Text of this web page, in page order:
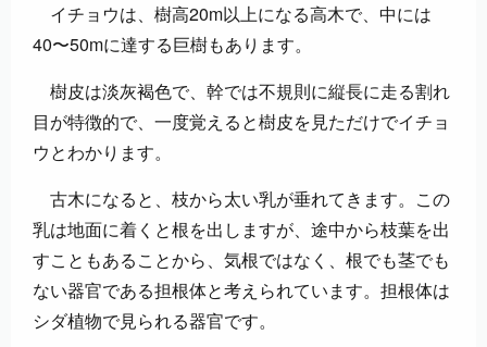
イチョウは、樹高20m以上になる高木で、中には
40〜50mに達する巨樹もあります。
樹皮は淡灰褐色で、幹では不規則に縦長に走る割れ
目が特徴的で、一度覚えると樹皮を見ただけでイチョ
ウとわかります。
古木になると、枝から太い乳が垂れてきます。この
乳は地面に着くと根を出しますが、途中から枝葉を出
すこともあることから、気根ではなく、根でも茎でも
ない器官である担根体と考えられています。担根体は
シダ植物で見られる器官です。